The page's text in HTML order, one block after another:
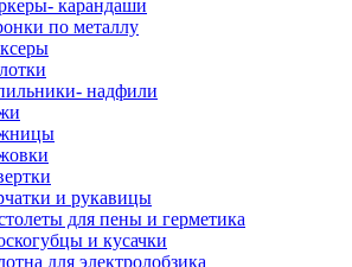
карандаши
по металлу
надфили
и рукавицы
для пены и герметика
и кусачки
для электролобзика